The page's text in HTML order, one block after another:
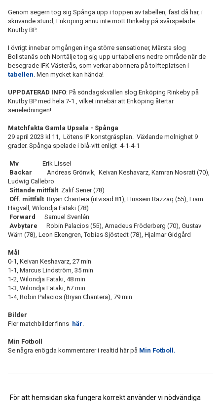
Genom segern tog sig Spånga upp i toppen av tabellen, fast då har, i
skrivande stund, Enköping ännu inte mött Rinkeby på svårspelade
Knutby BP.
I övrigt innebar omgången inga större sensationer, Märsta slog
Bollstanäs och Norrtälje tog sig upp ur tabellens nedre område när de
besegrade IFK Västerås, som verkar abonnera på tolfteplatsen i
tabellen. Men mycket kan hända!
UPPDATERAD INFO: På söndagskvällen slog Enköping Rinkeby på
Knutby BP med hela 7-1., vilket innebär att Enköping återtar
serieledningen!
Matchfakta Gamla Upsala - Spånga
29 april 2023 kl 11, Lötens IP konstgräsplan. Växlande molnighet 9
grader. Spånga spelade i blå-vitt enligt 4-1-4-1
Mv
Erik Lissel
Backar
Andreas Grönvik, Keivan Keshavarz, Kamran Nosrati (70),
Ludwig Callebro
Sittande mittfält Zalif Sener (78)
Off. mittfält Bryan Chantera (utvisad 81), Hussein Razzaq (55), Liam
Hägvall, Wilondja Fataki (78)
Forward Samuel Svenlén
Avbytare
Robin Palacios (55), Amadeus Fröderberg (70), Gustav
Wärn (78), Leon Ekengren, Tobias Sjöstedt (78), Hjalmar Gidgård
Mål
0-1, Keivan Keshavarz, 27 min
1-1, Marcus Lindström, 35 min
1-2, Wilondja Fataki, 48 min
1-3, Wilondja Fataki, 67 min
1-4, Robin Palacios (Bryan Chantera), 79 min
Bilder
Fler matchbilder finns här.
Min Fotboll
Se några enögda kommentarer i realtid här på Min Fotboll.
<< Tillbaka
För att hemsidan ska fungera korrekt använder vi nödvändiga